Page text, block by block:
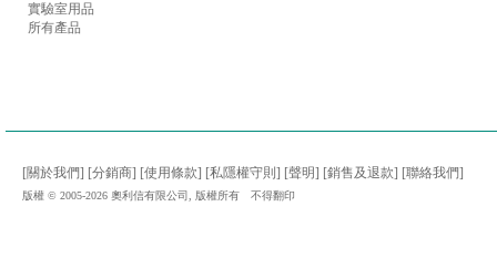
實驗室用品
所有產品
[關於我們] [分銷商] [使用條款] [私隱權守則] [聲明] [銷售及退款] [聯絡我們]
版權 © 2005-2026 奧利信有限公司, 版權所有 不得翻印